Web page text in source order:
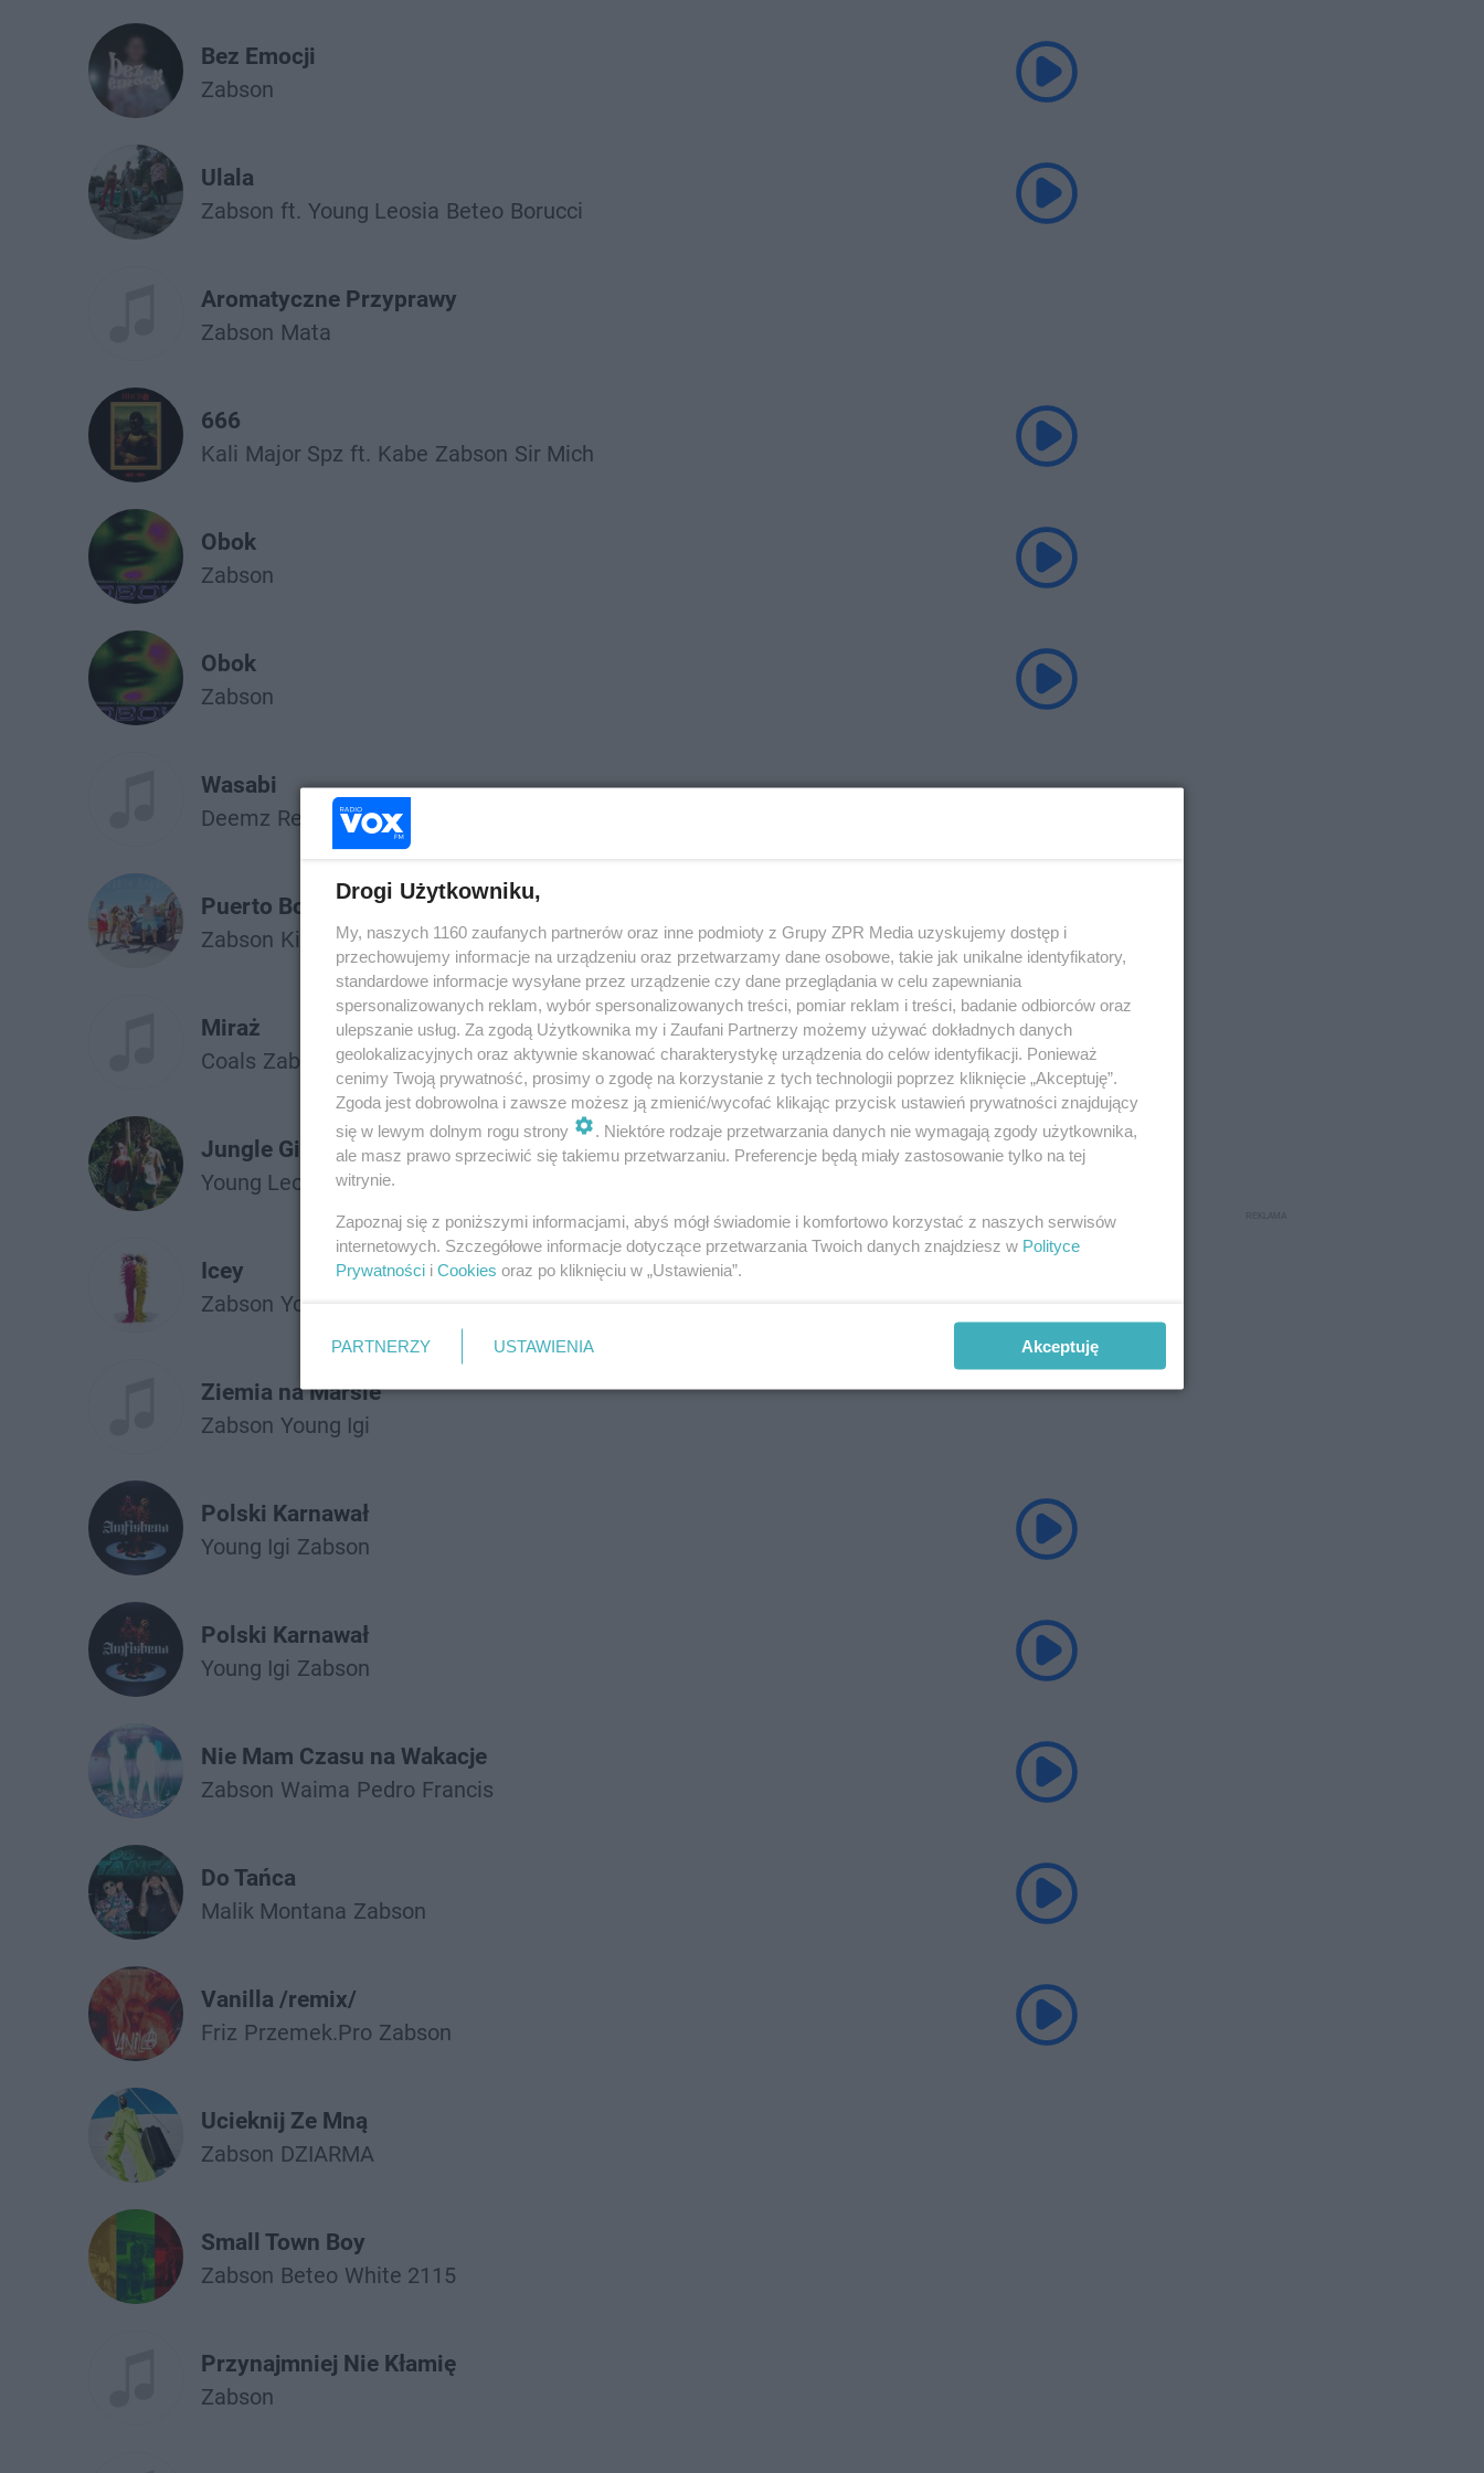
Bez Emocji
Żabson
Ulala
Żabson ft. Young Leosia Beteo Borucci
Aromatyczne Przyprawy
Żabson Mata
666
Kali Major Spz ft. Kabe Żabson Sir Mich
Obok
Żabson
Obok
Żabson
Wasabi
Deemz Reto Żabson
Puerto Bounce
Żabson Kizo Zetha Vladimir Cauchemar
Miraż
Coals Żabson
Jungle Girl
Young Leosia
Żabson
Icey
Żabson Young Igi
Ziemia na Marsie
Żabson Young Igi
Polski Karnawał
Young Igi Żabson
Polski Karnawał
Young Igi Żabson
Nie Mam Czasu na Wakacje
Żabson Waima Pedro Francis
Do Tańca
Malik Montana Żabson
Vanilla /remix/
Friz Przemek.Pro Żabson
Ucieknij Ze Mną
Żabson DZIARMA
Small Town Boy
Żabson Beteo White 2115
Przynajmniej Nie Kłamię
Żabson
Drogi Użytkowniku,
My, naszych 1160 zaufanych partnerów oraz inne podmioty z Grupy ZPR Media uzyskujemy dostęp i
przechowujemy informacje na urządzeniu oraz przetwarzamy dane osobowe, takie jak unikalne identyfikatory,
standardowe informacje wysyłane przez urządzenie czy dane przeglądania w celu zapewniania
spersonalizowanych reklam, wybór spersonalizowanych treści, pomiar reklam i treści, badanie odbiorców oraz
ulepszanie usług. Za zgodą Użytkownika my i Zaufani Partnerzy możemy używać dokładnych danych
geolokalizacyjnych oraz aktywnie skanować charakterystykę urządzenia do celów identyfikacji. Ponieważ
cenimy Twoją prywatność, prosimy o zgodę na korzystanie z tych technologii poprzez kliknięcie „Akceptuję”.
Zgoda jest dobrowolna i zawsze możesz ją zmienić/wycofać klikając przycisk ustawień prywatności znajdujący
się w lewym dolnym rogu strony
. Niektóre rodzaje przetwarzania danych nie wymagają zgody użytkownika,
ale masz prawo sprzeciwić się takiemu przetwarzaniu. Preferencje będą miały zastosowanie tylko na tej
witrynie.
Zapoznaj się z poniższymi informacjami, abyś mógł świadomie i komfortowo korzystać z naszych serwisów
internetowych. Szczegółowe informacje dotyczące przetwarzania Twoich danych znajdziesz w Polityce
Prywatności i Cookies oraz po kliknięciu w „Ustawienia”.
PARTNERZY USTAWIENIA Akceptuję